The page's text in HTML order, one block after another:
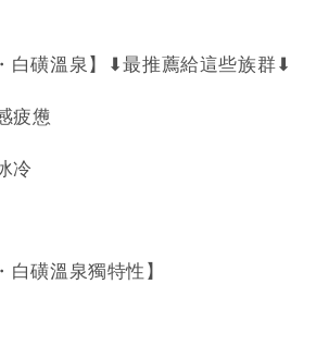
白磺溫泉】⬇︎最推薦給這些族群⬇︎
疲憊
冷
白磺溫泉獨特性】